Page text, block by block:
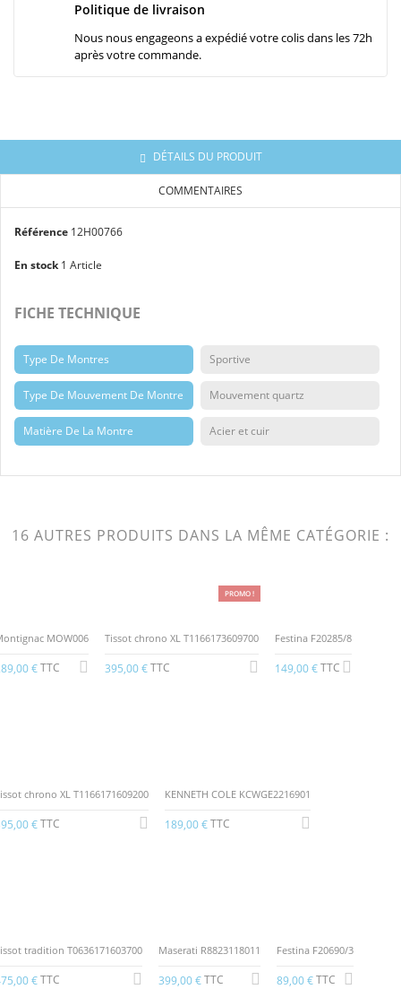
Politique de livraison
Nous nous engageons a expédié votre colis dans les 72h
après votre commande.
DÉTAILS DU PRODUIT
COMMENTAIRES
Référence 12H00766
En stock 1 Article
FICHE TECHNIQUE
Type De Montres Sportive
Type De Mouvement De Montre Mouvement quartz
Matière De La Montre Acier et cuir
16 AUTRES PRODUITS DANS LA MÊME CATÉGORIE :
MOW006
€TTC
PROMO !
Tissot chrono XL T1166173609700
395,00 €TTC
Festina F20285/8
149,00 €TTC
chrono XL T1166171609200
€TTC
KENNETH COLE KCWGE2216901
189,00 €TTC
tradition T0636171603700
€TTC
Maserati R8823118011
399,00 €TTC
Festina F20690/3
89,00 €TTC